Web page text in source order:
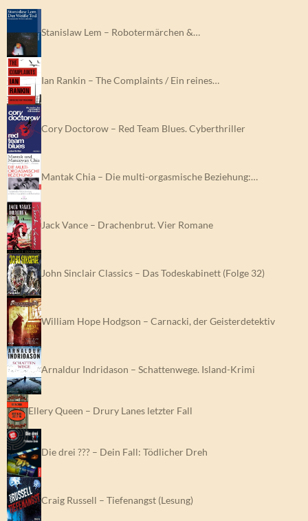
Stanislaw Lem – Robotermärchen &…
Ian Rankin – The Complaints / Ein reines…
Cory Doctorow – Red Team Blues. Cyberthriller
Mantak Chia – Die multi-orgasmische Beziehung:…
Jack Vance – Drachenbrut. Vier Romane
John Sinclair Classics – Das Todeskabinett (Folge 32)
William Hope Hodgson – Carnacki, der Geisterdetektiv
Arnaldur Indridason – Schattenwege. Island-Krimi
Ellery Queen – Drury Lanes letzter Fall
Die drei ??? – Dein Fall: Tödlicher Dreh
Craig Russell – Tiefenangst (Lesung)